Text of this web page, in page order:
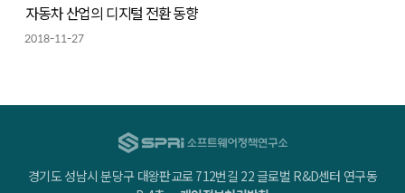
자동차 산업의 디지털 전환 동향
2018-11-27
경기도 성남시 분당구 대왕판교로 712번길 22 글로벌 R&D센터 연구동